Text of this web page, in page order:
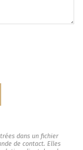
dans un fichier
de contact. Elles